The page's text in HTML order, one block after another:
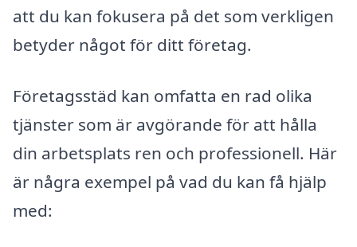
att du kan fokusera på det som verkligen
betyder något för ditt företag.
Företagsstäd kan omfatta en rad olika
tjänster som är avgörande för att hålla
din arbetsplats ren och professionell. Här
är några exempel på vad du kan få hjälp
med: